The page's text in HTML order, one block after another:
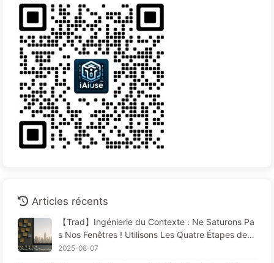
Articles récents
【Trad】Ingénierie du Contexte : Ne Saturons Pa
s Nos Fenêtres ! Utilisons Les Quatre Étapes de R
édaction, Filtrage, Compression et Isolation, Évito
2025-08-07